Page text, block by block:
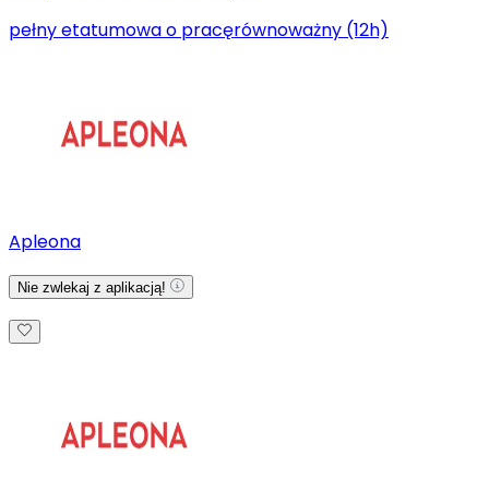
pełny etatumowa o pracęrównoważny (12h)
Apleona
Nie zwlekaj z aplikacją!